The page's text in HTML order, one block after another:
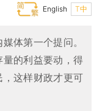
T中
English
体第一个提问。
的利益要动，得
这样财政才更可